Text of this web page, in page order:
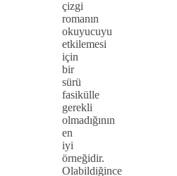
çizgi
romanın
okuyucuyu
etkilemesi
için
bir
sürü
fasikülle
gerekli
olmadığının
en
iyi
örneğidir.
Olabildiğince